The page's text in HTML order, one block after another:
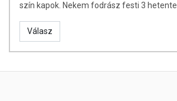
szín kapok. Nekem fodrász festi 3 hetente.
Válasz